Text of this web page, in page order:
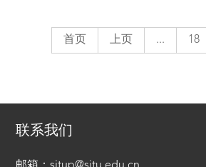
首页 上页 ... 18
联系我们